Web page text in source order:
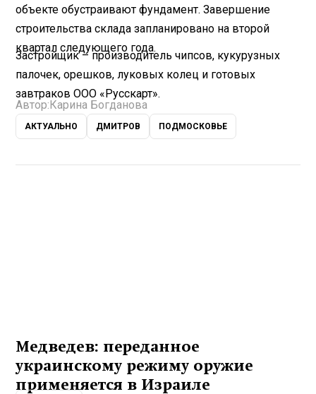
объекте обустраивают фундамент. Завершение
строительства склада запланировано на второй
квартал следующего года.
Застройщик – производитель чипсов, кукурузных
палочек, орешков, луковых колец и готовых
завтраков ООО «Русскарт».
Автор: Карина Богданова
АКТУАЛЬНО ДМИТРОВ ПОДМОСКОВЬЕ
Медведев: переданное
украинскому режиму оружие
применяется в Израиле